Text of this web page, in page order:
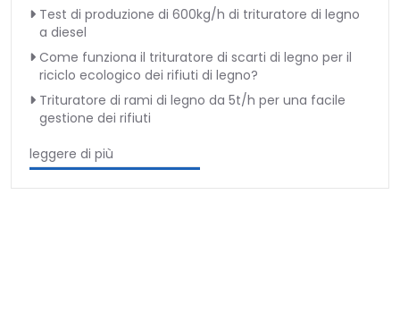
Test di produzione di 600kg/h di trituratore di legno
a diesel
Come funziona il trituratore di scarti di legno per il
riciclo ecologico dei rifiuti di legno?
Trituratore di rami di legno da 5t/h per una facile
gestione dei rifiuti
leggere di più